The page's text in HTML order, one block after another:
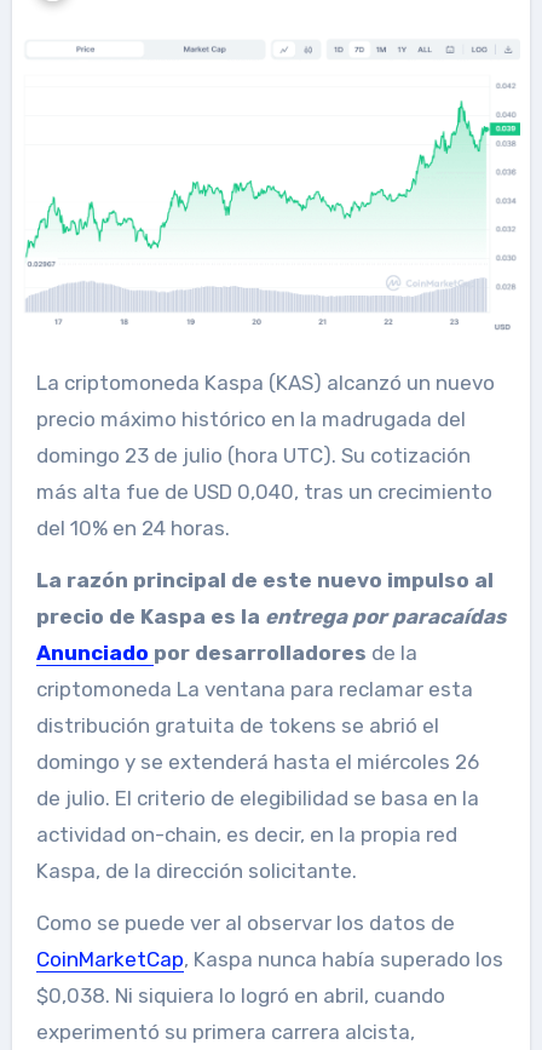
La criptomoneda Kaspa (KAS) alcanzó un nuevo
precio máximo histórico en la madrugada del
domingo 23 de julio (hora UTC). Su cotización
más alta fue de USD 0,040, tras un crecimiento
del 10% en 24 horas.
La razón principal de este nuevo impulso al
precio de Kaspa es la entrega por paracaídas
Anunciado por desarrolladores de la
criptomoneda La ventana para reclamar esta
distribución gratuita de tokens se abrió el
domingo y se extenderá hasta el miércoles 26
de julio. El criterio de elegibilidad se basa en la
actividad on-chain, es decir, en la propia red
Kaspa, de la dirección solicitante.
Como se puede ver al observar los datos de
CoinMarketCap, Kaspa nunca había superado los
$0,038. Ni siquiera lo logró en abril, cuando
experimentó su primera carrera alcista,